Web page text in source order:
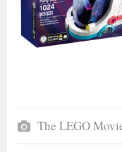
The LEGO